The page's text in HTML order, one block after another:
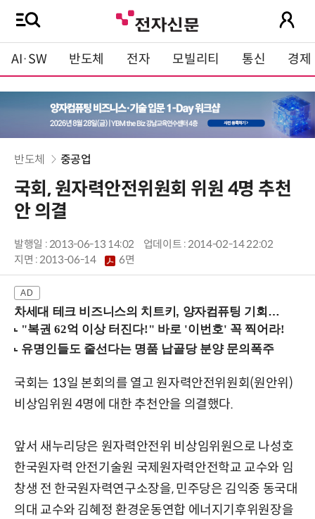
AI·SW 반도체 전자 모빌리티 통신 경제
반도체 중공업
국회, 원자력안전위원회 위원 4명 추천
안 의결
발행일 : 2013-06-13 14:02
업데이트 : 2014-02-14 22:02
지면 :2013-06-14 6면
차세대 테크 비즈니스의 치트키, 양자컴퓨팅 기회를 선점하라! (8/28 강남역)
국회는 13일 본회의를 열고 원자력안전위원회(원안위)
비상임위원 4명에 대한 추천안을 의결했다.
앞서 새누리당은 원자력안전위 비상임위원으로 나성호
한국원자력 안전기술원 국제원자력안전학교 교수와 임
창생 전 한국원자력연구소장을, 민주당은 김익중 동국대
의대 교수와 김혜정 환경운동연합 에너지기후위원장을